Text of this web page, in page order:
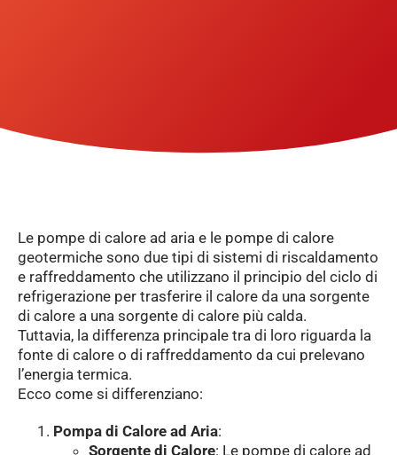
Le pompe di calore ad aria e le pompe di calore
geotermiche sono due tipi di sistemi di riscaldamento
e raffreddamento che utilizzano il principio del ciclo di
refrigerazione per trasferire il calore da una sorgente
di calore a una sorgente di calore più calda.
Tuttavia, la differenza principale tra di loro riguarda la
fonte di calore o di raffreddamento da cui prelevano
l’energia termica.
Ecco come si differenziano:
Pompa di Calore ad Aria:
Sorgente di Calore: Le pompe di calore ad